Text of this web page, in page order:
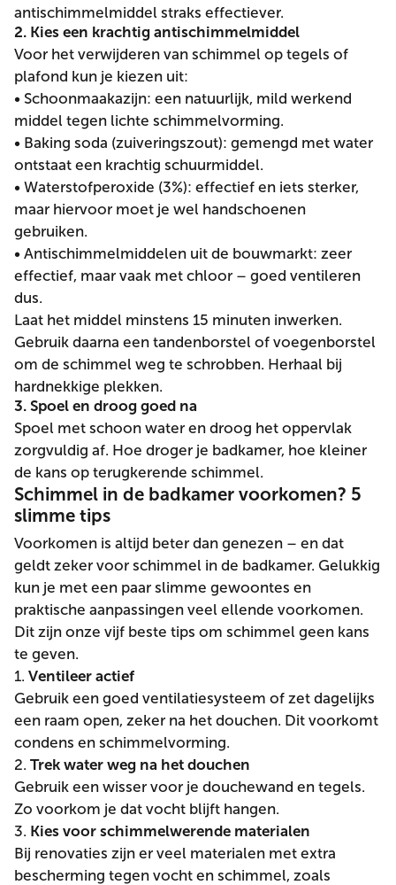
antischimmelmiddel straks effectiever.
2. Kies een krachtig antischimmelmiddel
Voor het verwijderen van schimmel op tegels of
plafond kun je kiezen uit:
• Schoonmaakazijn: een natuurlijk, mild werkend
middel tegen lichte schimmelvorming.
• Baking soda (zuiveringszout): gemengd met water
ontstaat een krachtig schuurmiddel.
• Waterstofperoxide (3%): effectief en iets sterker,
maar hiervoor moet je wel handschoenen
gebruiken.
• Antischimmelmiddelen uit de bouwmarkt: zeer
effectief, maar vaak met chloor – goed ventileren
dus.
Laat het middel minstens 15 minuten inwerken.
Gebruik daarna een tandenborstel of voegenborstel
om de schimmel weg te schrobben. Herhaal bij
hardnekkige plekken.
3. Spoel en droog goed na
Spoel met schoon water en droog het oppervlak
zorgvuldig af. Hoe droger je badkamer, hoe kleiner
de kans op terugkerende schimmel.
Schimmel in de badkamer voorkomen? 5
slimme tips
Voorkomen is altijd beter dan genezen – en dat
geldt zeker voor schimmel in de badkamer. Gelukkig
kun je met een paar slimme gewoontes en
praktische aanpassingen veel ellende voorkomen.
Dit zijn onze vijf beste tips om schimmel geen kans
te geven.
1.Ventileer actief
Gebruik een goed ventilatiesysteem of zet dagelijks
een raam open, zeker na het douchen. Dit voorkomt
condens en schimmelvorming.
2.Trek water weg na het douchen
Gebruik een wisser voor je douchewand en tegels.
Zo voorkom je dat vocht blijft hangen.
3. Kies voor schimmelwerende materialen
Bij renovaties zijn er veel materialen met extra
bescherming tegen vocht en schimmel, zoals